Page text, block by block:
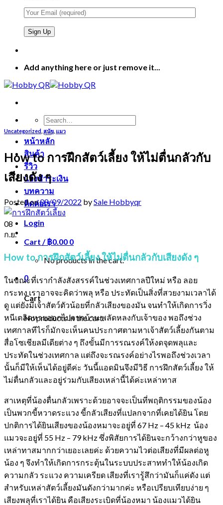
Add anything here or just remove it...
Search
for:
หน้าหลัก
สินค้า
รีวิว
แจ้งชำระเงิน
บทความ
ติดต่อเรา
Login
Cart /฿0.00 0
No products in the cart.
0
Cart
No products in the cart.
Uncategorized สุนัข แมว
How to การฝึกสัตว์เลี้ยง ให้ไม่ตื่นกลัวกับ
เสียงดัง ๆ
Posted on08/09/2022 bySale Hobbyqr
08
ก.ย.
How to การฝึกสัตว์เลี้ยง ให้ไม่ตื่นกลัวกับเสียงดัง ๆ
ในขณะที่เรากำลังสังสรรค์ในช่วงเทศกาลปีใหม่ หรือ ลอย
กระทง เราอาจจะคิดว่าพลุ หรือ ประทัดเป็นสิ่งที่สวยงามเวลาได้
ดู แต่ยังมีเจ้าสัตว์ตัวน้อยที่กลัวเสียงของมัน จนทำให้เกิดการวิ่ง
หนีเตลิดหายออกไปจากบ้าน พลัดหลงกับเจ้าของ พอถึงช่วง
เทศกาลทีไรก็มักจะเห็นคนประกาศตามหาเจ้าสัตว์เลี้ยงกันตาม
สื่อโซเชียลมีเดียต่าง ๆ ถึงขั้นมีการรณรงค์ให้งดจุดพลุและ
ประทัดในช่วงเทศกาล แต่ถึงจะรณรงค์อย่างไรพอถึงช่วงเวลา
นั้นก็มีให้เห็นได้อยู่ดีค่ะ วันนี้แอดมินจึงมีวิธี การฝึกสัตว์เลี้ยง ให้
ไม่ตื่นกลัวและอยู่ร่วมกับเสียงเหล่านี้ได้ค่ะเหล่าทาส
สาเหตุที่น้องตื่นกลัวเพราะด้วยอาจจะเป็นที่พฤติกรรมของน้อง
เป็นพวกขี้หวาดระแวง ขี้กลัวเสียงที่แปลกจากที่เคยได้ยิน โดย
ปกติการได้ยินเสียงของน้องหมาจะอยู่ที่ 67 Hz – 45 kHz น้อง
แมวจะอยู่ที่ 55 Hz – 79 kHz ซึ่งพิสัยการได้ยินจะกว้างกว่าหูของ
เหล่าทาสมากกว่าเยอะเลยค่ะ ด้วยความไวต่อเสียงที่มีผลต่อหู
น้อง ๆ จึงทำให้เกิดการกระตุ้นในระบบประสาททำให้น้องเกิด
ความกลัว ระแวง ความเครียด เสียงที่เรารู้สึกว่ามันก็แค่ดัง แต่
สำหรับเหล่าสัตว์เลี้ยงมันดังกว่ามากค่ะ หรือเปรียบเทียบง่าย ๆ
เสียงพลุที่เราได้ยิน คือเสียงระเบิดที่น้องหมา น้องแมวได้ยิน